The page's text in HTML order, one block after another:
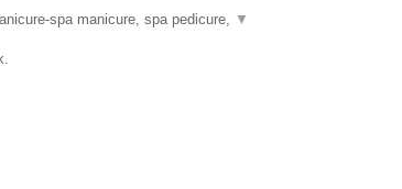
spa manicure, spa pedicure, ▼